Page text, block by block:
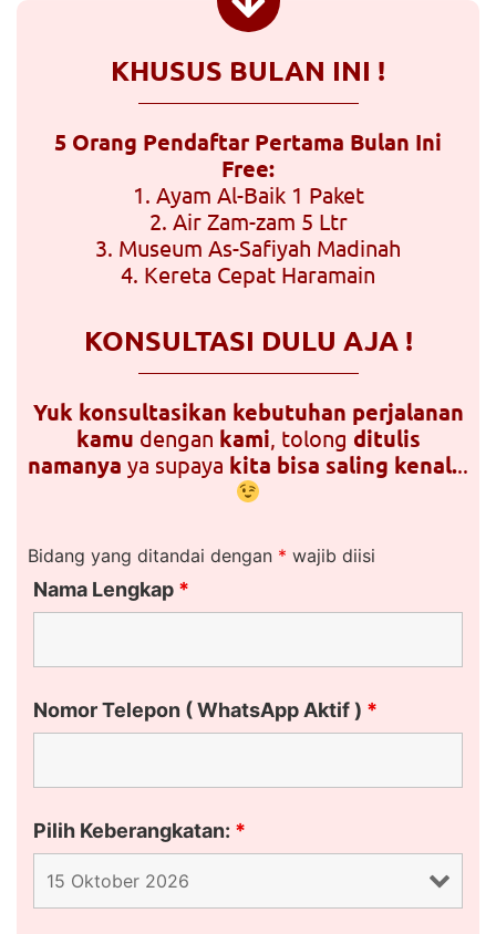
KHUSUS BULAN INI !
5 Orang Pendaftar Pertama Bulan Ini
Free:
1. Ayam Al-Baik 1 Paket
2. Air Zam-zam 5 Ltr
3. Museum As-Safiyah Madinah
4. Kereta Cepat Haramain
KONSULTASI DULU AJA !
Yuk konsultasikan kebutuhan perjalanan
kamu dengan kami , tolong ditulis
namanya ya supaya kita bisa saling kenal...
Bidang yang ditandai dengan * wajib diisi
Nama Lengkap *
Nomor Telepon ( WhatsApp Aktif ) *
Pilih Keberangkatan: *